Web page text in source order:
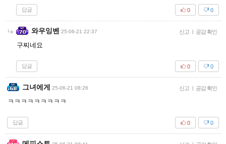
답글 0
0
와우잉벤 25-06-21 22:37 신고 | 공감 확인
구찌네요
답글 0
0
그녀에게 25-06-21 08:26 신고 | 공감 확인
ㅋㅋㅋㅋㅋㅋㅋㅋㅋ
답글 0
0